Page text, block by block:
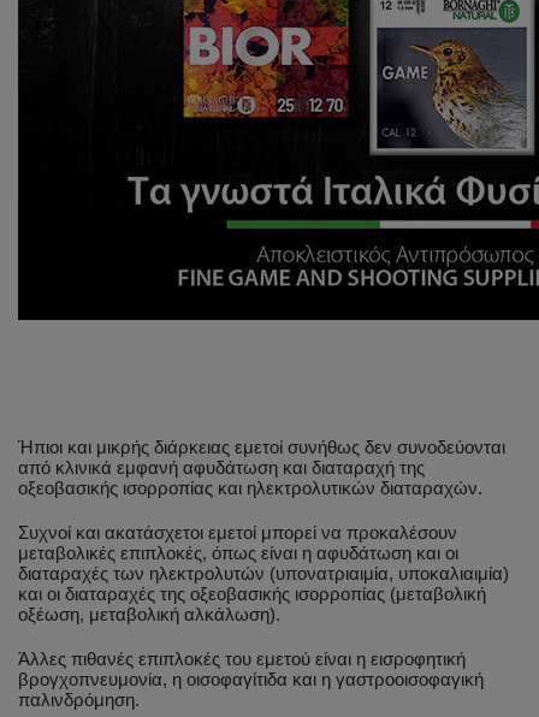
Ήπιοι και μικρής διάρκειας εμετοί συνήθως δεν συνοδεύονται
από κλινικά εμφανή αφυδάτωση και διαταραχή της
οξεοβασικής ισορροπίας και ηλεκτρολυτικών διαταραχών.
Συχνοί και ακατάσχετοι εμετοί μπορεί να προκαλέσουν
μεταβολικές επιπλοκές, όπως είναι η αφυδάτωση και οι
διαταραχές των ηλεκτρολυτών (υπονατριαιμία, υποκαλιαιμία)
και οι διαταραχές της οξεοβασικής ισορροπίας (μεταβολική
οξέωση, μεταβολική αλκάλωση).
Άλλες πιθανές επιπλοκές του εμετού είναι η εισροφητική
βρογχοπνευμονία, η οισοφαγίτιδα και η γαστροοισοφαγική
παλινδρόμηση.